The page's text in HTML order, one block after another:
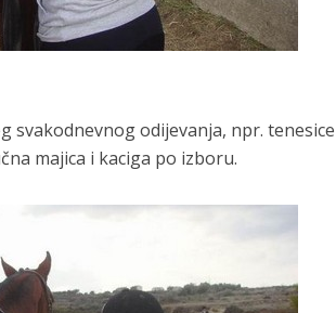
svakodnevnog odijevanja, npr.
majica i kaciga po izboru.